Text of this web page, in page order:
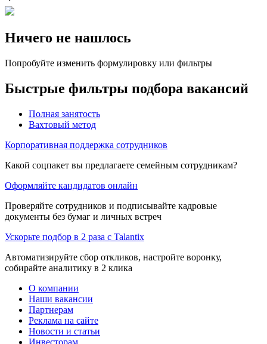
Ничего не нашлось
Попробуйте изменить формулировку или фильтры
Быстрые фильтры подбора вакансий
Полная занятость
Вахтовый метод
Корпоративная поддержка сотрудников
Какой соцпакет вы предлагаете семейным сотрудникам?
Оформляйте кандидатов онлайн
Проверяйте сотрудников и подписывайте кадровые
документы без бумаг и личных встреч
Ускорьте подбор в 2 раза с Talantix
Автоматизируйте сбор откликов, настройте воронку,
собирайте аналитику в 2 клика
О компании
Наши вакансии
Партнерам
Реклама на сайте
Новости и статьи
Инвесторам